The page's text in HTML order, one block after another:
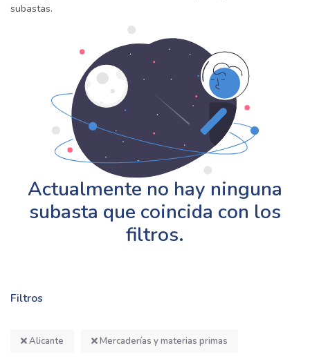
Filtros
Alicante Mercaderías y materias primas
subastas.
Actualmente no hay ninguna
subasta que coincida con los
filtros.